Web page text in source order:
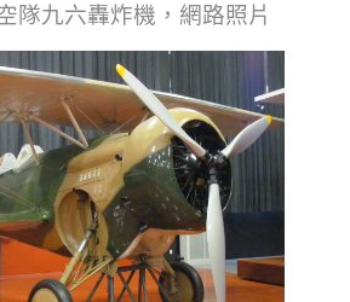
隊九六轟炸機，網路照片